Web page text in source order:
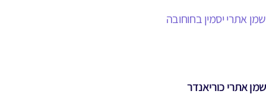
שמן אתרי יסמין בחוחובה
שמן אתרי כוריאנדר